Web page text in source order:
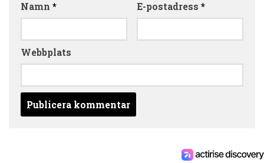
Namn * E-postadress *
Webbplats